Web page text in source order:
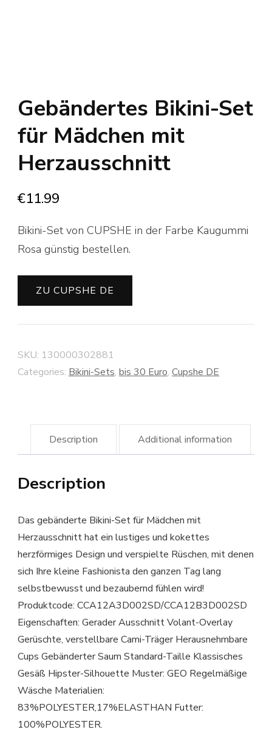
Gebändertes Bikini-Set
für Mädchen mit
Herzausschnitt
€11.99
Bikini-Set von CUPSHE in der Farbe Kaugummi
Rosa günstig bestellen.
ZU CUPSHE DE
SKU: 130000302881
Categories: Bikini-Sets, bis 30 Euro, Cupshe DE
Description Additional information
Description
Das gebänderte Bikini-Set für Mädchen mit
Herzausschnitt hat ein lustiges und kokettes
herzförmiges Design und verspielte Rüschen, mit denen
sich Ihre kleine Fashionista den ganzen Tag lang
selbstbewusst und bezaubernd fühlen wird!
Produktcode: CCA12A3D002SD/CCA12B3D002SD
Eigenschaften: Gerader Ausschnitt Volant-Overlay
Gerüschte, verstellbare Cami-Träger Herausnehmbare
Cups Gebänderter Saum Standard-Taille Klassisches
Gesäß Hipster-Silhouette Muster: GEO Regelmäßige
Wäsche Materialien:
83%POLYESTER,17%ELASTHAN Futter:
100%POLYESTER.